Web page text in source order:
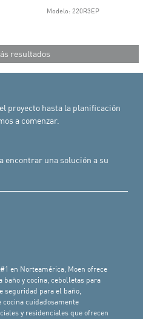
Modelo: 220R3EP
resultados
proyecto hasta la planificación
a comenzar.
encontrar una solución a su
en Norteamérica, Moen ofrece
baño y cocina, cebolletas para
seguridad para el baño,
cuidadosamente
y residenciales que ofrecen